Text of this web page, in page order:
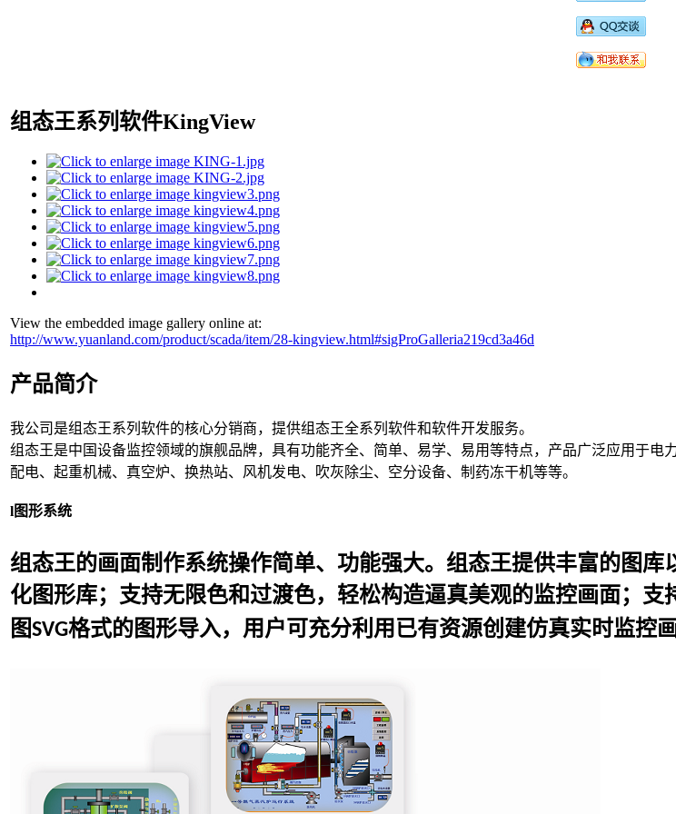
组态王系列软件KingView
View the embedded image gallery online at:
http://www.yuanland.com/product/scada/item/28-kingview.html#sigProGalleria219cd3a46d
产品简介
我公司是组态王系列软件的核心分销商，提供组态王全系列软件和软件开发服务。
组态王是中国设备监控领域的旗舰品牌，具有功能齐全、简单、易学、易用等特点，产品广泛应用于
配电、起重机械、真空炉、换热站、风机发电、吹灰除尘、空分设备、制药冻干机等等。
l图形系统
组态王的画面制作系统操作简单、功能强大。组态王提供丰富的图
化图形库；支持无限色和过渡色，轻松构造逼真美观的监控画面；支
图SVG格式的图形导入，用户可充分利用已有资源创建仿真实时监控